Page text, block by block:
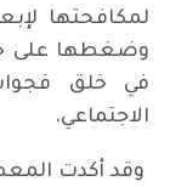
لمكافحتها
وضغطها على
في خلق
الاجتماعي.
وقد أكدت